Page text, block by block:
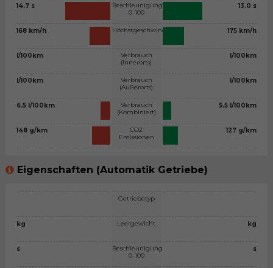
14.7 s
168 km/h
l/100km
l/100km
6.5 l/100km
148 g/km
Beschleunigung
0-100
Höchstgeschwindigkeit
Verbrauch
(Innerorts)
Verbrauch
(Außerorts)
Verbrauch
(Kombiniert)
CO2
Emissionen
13.0 s
175 km/h
l/100km
l/100km
5.5 l/100km
127 g/km
Eigenschaften (Automatik Getriebe)
kg
s
Getriebetyp
Leergewicht
Beschleunigung
0-100
kg
s